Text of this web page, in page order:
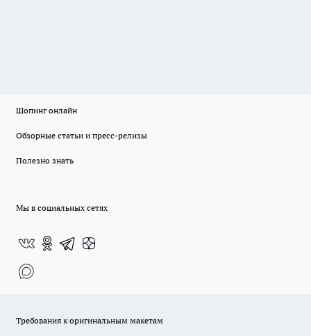
Шопинг онлайн
Обзорные статьи и пресс-релизы
Полезно знать
Мы в социальных сетях
Требования к оригинальным макетам